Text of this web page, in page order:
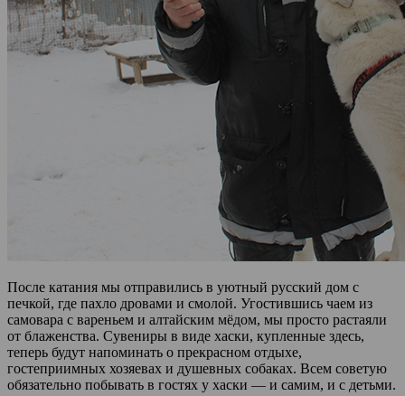
После катания мы отправились в уютный русский дом с
печкой, где пахло дровами и смолой. Угостившись чаем из
самовара с вареньем и алтайским мёдом, мы просто растаяли
от блаженства. Сувениры в виде хаски, купленные здесь,
теперь будут напоминать о прекрасном отдыхе,
гостеприимных хозяевах и душевных собаках. Всем советую
обязательно побывать в гостях у хаски — и самим, и с детьми.